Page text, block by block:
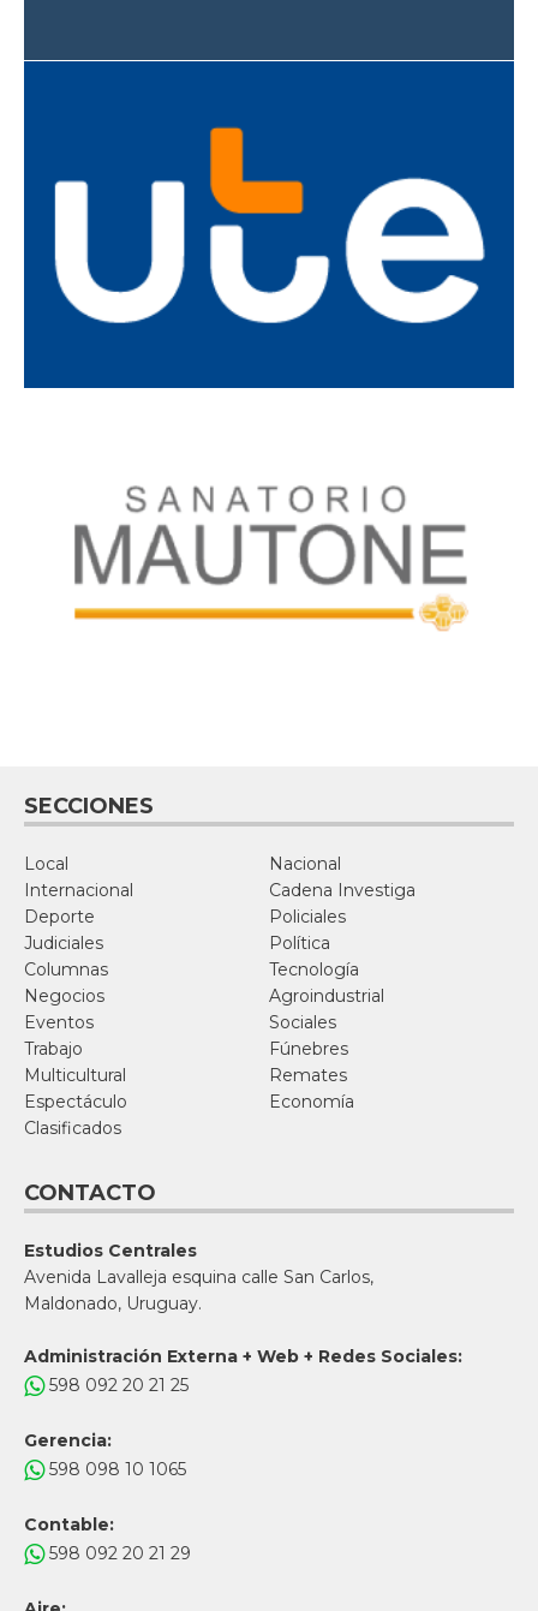
SECCIONES
Local
Nacional
Internacional
Cadena Investiga
Deporte
Policiales
Judiciales
Política
Columnas
Tecnología
Negocios
Agroindustrial
Eventos
Sociales
Trabajo
Fúnebres
Multicultural
Remates
Espectáculo
Economía
Clasificados
CONTACTO
Estudios Centrales
Avenida Lavalleja esquina calle San Carlos,
Maldonado, Uruguay.
Administración Externa + Web + Redes Sociales:
598 092 20 21 25
Gerencia:
598 098 10 1065
Contable:
598 092 20 21 29